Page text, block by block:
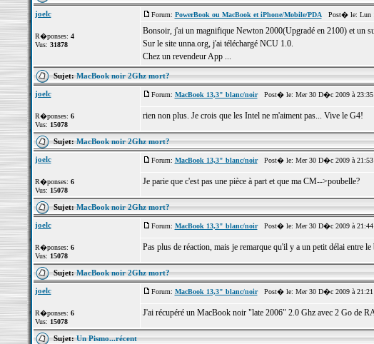
joelc
R�ponses: 4
Vus: 31878
Forum: PowerBook ou MacBook et iPhone/Mobile/PDAPost� le: Lun
Bonsoir, j'ai un magnifique Newton 2000(Upgradé en 2100) et un
Sur le site unna.org, j'ai téléchargé NCU 1.0.
Chez un revendeur App ...
Sujet:MacBook noir 2Ghz mort?
joelc
R�ponses: 6
Vus: 15078
Forum: MacBook 13,3" blanc/noirPost� le: Mer 30 D�c 2009 à
rien non plus. Je crois que les Intel ne m'aiment pas... Vive le G4!
Sujet:MacBook noir 2Ghz mort?
joelc
R�ponses: 6
Vus: 15078
Forum: MacBook 13,3" blanc/noirPost� le: Mer 30 D�c 2009 à
Je parie que c'est pas une pièce à part et que ma CM-->poubelle?
Sujet:MacBook noir 2Ghz mort?
joelc
R�ponses: 6
Vus: 15078
Forum: MacBook 13,3" blanc/noirPost� le: Mer 30 D�c 2009 à
Pas plus de réaction, mais je remarque qu'il y a un petit délai entre
Sujet:MacBook noir 2Ghz mort?
joelc
R�ponses: 6
Vus: 15078
Forum: MacBook 13,3" blanc/noirPost� le: Mer 30 D�c 2009 à
J'ai récupéré un MacBook noir "late 2006" 2.0 Ghz avec 2 Go de
Sujet:Un Pismo...récent